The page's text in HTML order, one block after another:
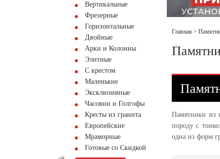
Вертикальные
Фрезерные
Горизонтальные
Двойные
Арки и Колонны
Элитные
С крестом
Маленькие
Эксклюзивные
Часовни и Голгофы
Кресты из гранита
Европейские
Мраморные
Готовые со Скидкой
Главная >
Памятники из
породу с
одна из форм